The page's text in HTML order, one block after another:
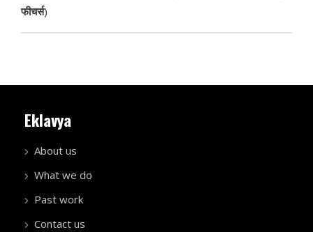
फीचर्स)
Eklavya
About us
What we do
Past work
Contact us